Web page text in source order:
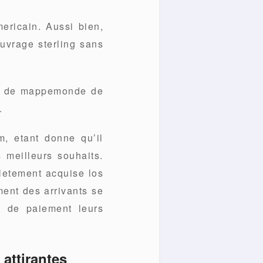
Aussi bien,
sterling sans
mappemonde de
etant donne qu’il
souhaits.
acquise los
des arrivants se
paiement leurs